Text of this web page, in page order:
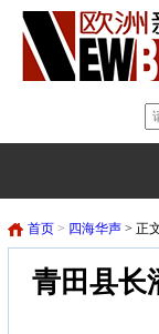
首页 > 四海华声 > 正
青田县长